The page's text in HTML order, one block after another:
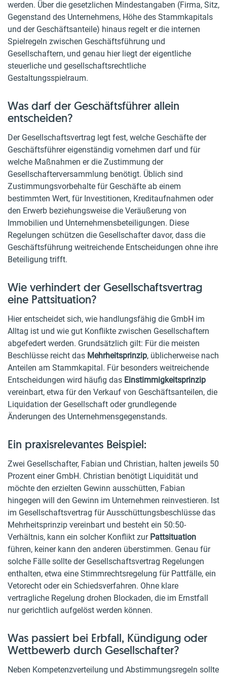
werden. Über die gesetzlichen Mindestangaben (Firma, Sitz,
Gegenstand des Unternehmens, Höhe des Stammkapitals
und der Geschäftsanteile) hinaus regelt er die internen
Spielregeln zwischen Geschäftsführung und
Gesellschaftern, und genau hier liegt der eigentliche
steuerliche und gesellschaftsrechtliche
Gestaltungsspielraum.
Was darf der Geschäftsführer allein
entscheiden?
Der Gesellschaftsvertrag legt fest, welche Geschäfte der
Geschäftsführer eigenständig vornehmen darf und für
welche Maßnahmen er die Zustimmung der
Gesellschafterversammlung benötigt. Üblich sind
Zustimmungsvorbehalte für Geschäfte ab einem
bestimmten Wert, für Investitionen, Kreditaufnahmen oder
den Erwerb beziehungsweise die Veräußerung von
Immobilien und Unternehmensbeteiligungen. Diese
Regelungen schützen die Gesellschafter davor, dass die
Geschäftsführung weitreichende Entscheidungen ohne ihre
Beteiligung trifft.
Wie verhindert der Gesellschaftsvertrag
eine Pattsituation?
Hier entscheidet sich, wie handlungsfähig die GmbH im
Alltag ist und wie gut Konflikte zwischen Gesellschaftern
abgefedert werden. Grundsätzlich gilt: Für die meisten
Beschlüsse reicht das Mehrheitsprinzip, üblicherweise nach
Anteilen am Stammkapital. Für besonders weitreichende
Entscheidungen wird häufig das Einstimmigkeitsprinzip
vereinbart, etwa für den Verkauf von Geschäftsanteilen, die
Liquidation der Gesellschaft oder grundlegende
Änderungen des Unternehmensgegenstands.
Ein praxisrelevantes Beispiel:
Zwei Gesellschafter, Fabian und Christian, halten jeweils 50
Prozent einer GmbH. Christian benötigt Liquidität und
möchte den erzielten Gewinn ausschütten, Fabian
hingegen will den Gewinn im Unternehmen reinvestieren. Ist
im Gesellschaftsvertrag für Ausschüttungsbeschlüsse das
Mehrheitsprinzip vereinbart und besteht ein 50:50-
Verhältnis, kann ein solcher Konflikt zur Pattsituation
führen, keiner kann den anderen überstimmen. Genau für
solche Fälle sollte der Gesellschaftsvertrag Regelungen
enthalten, etwa eine Stimmrechtsregelung für Pattfälle, ein
Vetorecht oder ein Schiedsverfahren. Ohne klare
vertragliche Regelung drohen Blockaden, die im Ernstfall
nur gerichtlich aufgelöst werden können.
Was passiert bei Erbfall, Kündigung oder
Wettbewerb durch Gesellschafter?
Neben Kompetenzverteilung und Abstimmungsregeln sollte